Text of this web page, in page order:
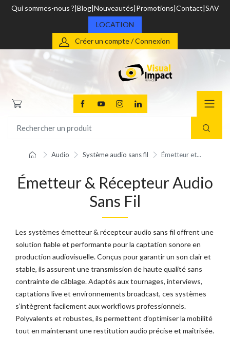
Qui sommes-nous ? Blog Nouveautés Promotions Contact SAV
LOCATION
Créer un compte / Connexion
Audio Système audio sans fil Émetteur et...
DÉSTOCKAGE
Émetteur & Récepteur Audio
Sans Fil
Les systèmes émetteur & récepteur audio sans fil offrent une
solution fiable et performante pour la captation sonore en
production audiovisuelle. Conçus pour garantir un son clair et
stable, ils assurent une transmission de haute qualité sans
contrainte de câblage. Adaptés aux tournages, interviews,
captations live et environnements broadcast, ces systèmes
s’intègrent facilement aux workflows professionnels.
Polyvalents et robustes, ils permettent d’optimiser la mobilité
tout en maintenant une restitution audio précise et maîtrisée.